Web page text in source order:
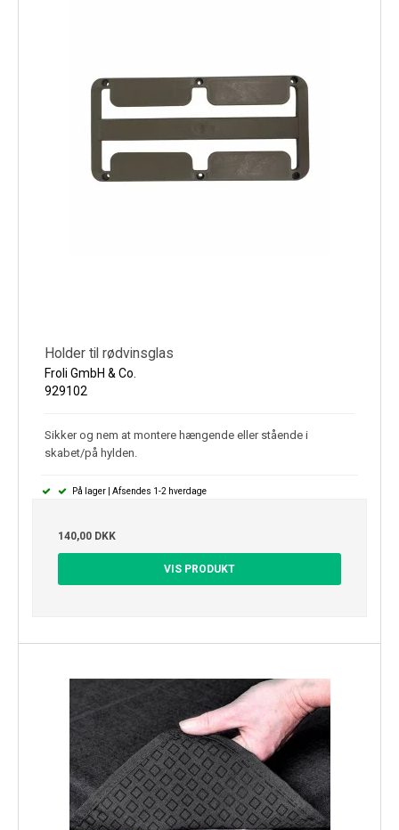
Holder til rødvinsglas
Froli GmbH & Co.
929102
Sikker og nem at montere hængende eller stående i
skabet/på hylden.
På lager | Afsendes 1-2 hverdage
140,00 DKK
VIS PRODUKT